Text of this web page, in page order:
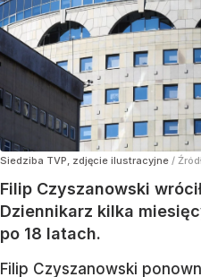
Siedziba TVP, zdjęcie ilustracyjne /
Filip Czyszanowski
Dziennikarz kilka
po 18 latach.
Filip Czyszanowski